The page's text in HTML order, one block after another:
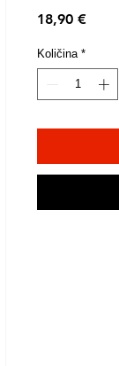
18,90 €Cijena
Količina *